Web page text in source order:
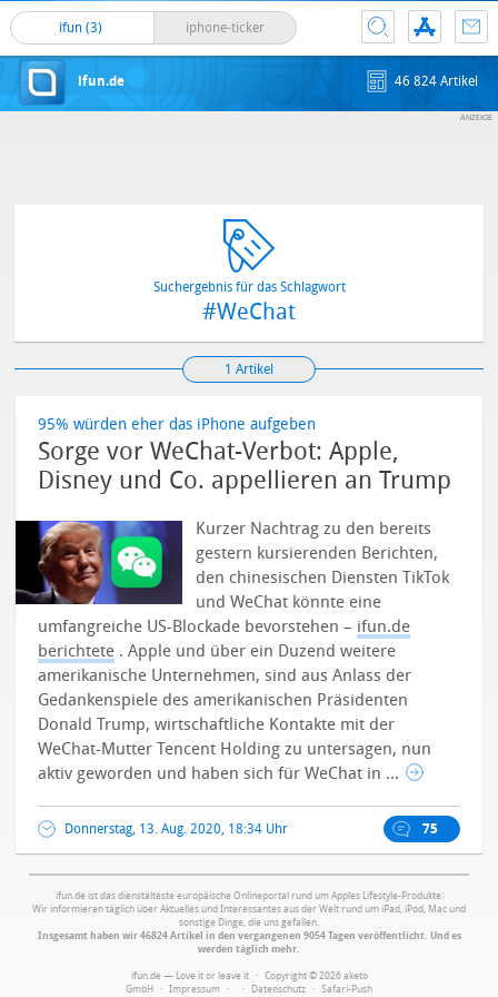
ifun (3) iphone-ticker
ifun.de 46 824 Artikel
Suchergebnis für das Schlagwort
#WeChat
1 Artikel
95% würden eher das iPhone aufgeben
Sorge vor WeChat-Verbot: Apple,
Disney und Co. appellieren an Trump
Kurzer Nachtrag zu den bereits
gestern kursierenden Berichten,
den chinesischen Diensten TikTok
und WeChat könnte eine
umfangreiche US-Blockade bevorstehen – ifun.de
berichtete . Apple und über ein Duzend weitere
amerikanische Unternehmen, sind aus Anlass der
Gedankenspiele des amerikanischen Präsidenten
Donald Trump, wirtschaftliche Kontakte mit der
WeChat-Mutter Tencent Holding zu untersagen, nun
aktiv geworden und haben sich für WeChat in ...
Donnerstag, 13. Aug. 2020, 18:34 Uhr 75
ifun.de ist das dienstälteste europäische Onlineportal rund um Apples Lifestyle-Produkte.
Wir informieren täglich über Aktuelles und Interessantes aus der Welt rund um iPad, iPod, Mac und
sonstige Dinge, die uns gefallen.
Insgesamt haben wir 46824 Artikel in den vergangenen 9054 Tagen veröffentlicht. Und es
werden täglich mehr.
ifun.de — Love it or leave it · Copyright © 2026 aketo
GmbH · Impressum · · Datenschutz · Safari-Push